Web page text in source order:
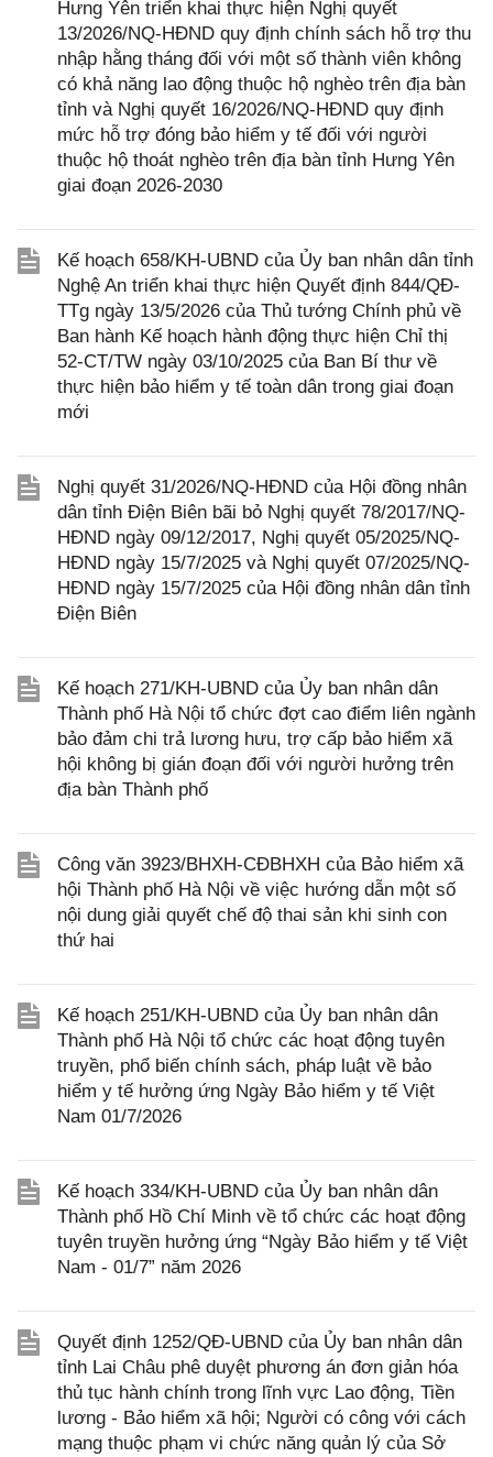
Hưng Yên triển khai thực hiện Nghị quyết
13/2026/NQ-HĐND quy định chính sách hỗ trợ thu
nhập hằng tháng đối với một số thành viên không
có khả năng lao động thuộc hộ nghèo trên địa bàn
tỉnh và Nghị quyết 16/2026/NQ-HĐND quy định
mức hỗ trợ đóng bảo hiểm y tế đối với người
thuộc hộ thoát nghèo trên địa bàn tỉnh Hưng Yên
giai đoạn 2026-2030
Kế hoạch 658/KH-UBND của Ủy ban nhân dân tỉnh
Nghệ An triển khai thực hiện Quyết định 844/QĐ-
TTg ngày 13/5/2026 của Thủ tướng Chính phủ về
Ban hành Kế hoạch hành động thực hiện Chỉ thị
52-CT/TW ngày 03/10/2025 của Ban Bí thư về
thực hiện bảo hiểm y tế toàn dân trong giai đoạn
mới
Nghị quyết 31/2026/NQ-HĐND của Hội đồng nhân
dân tỉnh Điện Biên bãi bỏ Nghị quyết 78/2017/NQ-
HĐND ngày 09/12/2017, Nghị quyết 05/2025/NQ-
HĐND ngày 15/7/2025 và Nghị quyết 07/2025/NQ-
HĐND ngày 15/7/2025 của Hội đồng nhân dân tỉnh
Điện Biên
Kế hoạch 271/KH-UBND của Ủy ban nhân dân
Thành phố Hà Nội tổ chức đợt cao điểm liên ngành
bảo đảm chi trả lương hưu, trợ cấp bảo hiểm xã
hội không bị gián đoạn đối với người hưởng trên
địa bàn Thành phố
Công văn 3923/BHXH-CĐBHXH của Bảo hiểm xã
hội Thành phố Hà Nội về việc hướng dẫn một số
nội dung giải quyết chế độ thai sản khi sinh con
thứ hai
Kế hoạch 251/KH-UBND của Ủy ban nhân dân
Thành phố Hà Nội tổ chức các hoạt động tuyên
truyền, phổ biến chính sách, pháp luật về bảo
hiểm y tế hưởng ứng Ngày Bảo hiểm y tế Việt
Nam 01/7/2026
Kế hoạch 334/KH-UBND của Ủy ban nhân dân
Thành phố Hồ Chí Minh về tổ chức các hoạt động
tuyên truyền hưởng ứng “Ngày Bảo hiểm y tế Việt
Nam - 01/7” năm 2026
Quyết định 1252/QĐ-UBND của Ủy ban nhân dân
tỉnh Lai Châu phê duyệt phương án đơn giản hóa
thủ tục hành chính trong lĩnh vực Lao động, Tiền
lương - Bảo hiểm xã hội; Người có công với cách
mạng thuộc phạm vi chức năng quản lý của Sở